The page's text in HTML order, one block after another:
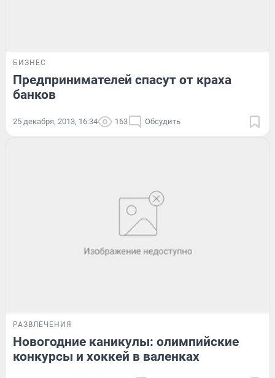
БИЗНЕС
Предпринимателей спасут от краха
банков
25 декабря, 2013, 16:34 163 Обсудить
РАЗВЛЕЧЕНИЯ
Новогодние каникулы: олимпийские
конкурсы и хоккей в валенках